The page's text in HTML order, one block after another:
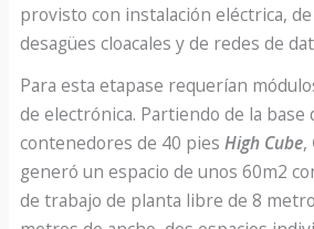
provisto con instalación eléctrica,
desagües cloacales y de redes de
Para esta etapase requerían
de electrónica. Partiendo de la base
contenedores de 40 piesHigh Cube,
generó un espacio de unos 60m2
de trabajo de planta libre de 8